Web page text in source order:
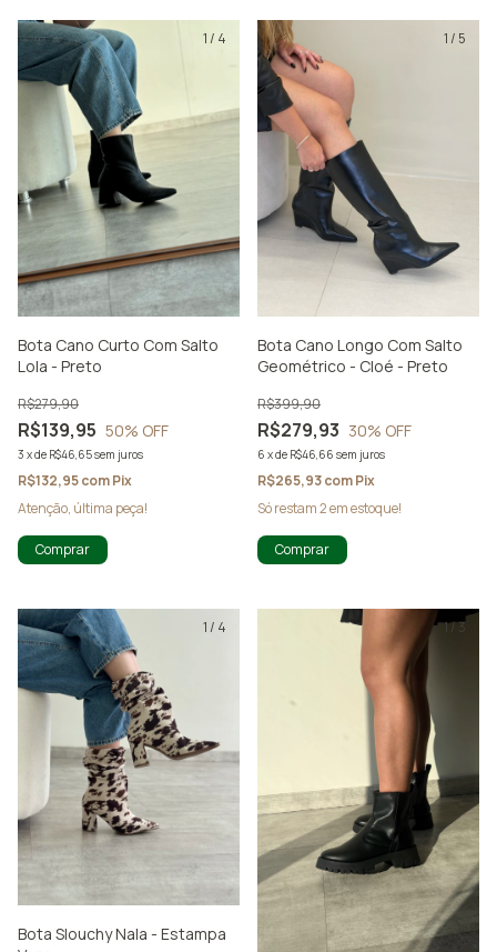
1/ 4
Bota Cano Curto Com Salto
Lola - Preto
R$139,95
R$279,90
50% OFF
3 xde R$46,65sem juros
R$132,95comPix
Atenção, última peça!
Comprar
1/ 5
Bota Cano Longo Com Salto
Geométrico - Cloé - Preto
R$279,93
R$399,90
30% OFF
6 xde R$46,66 sem juros
R$265,93comPix
Só restam2em estoque!
Comprar
1/ 4
Bota Slouchy Nala - Estampa
1/3